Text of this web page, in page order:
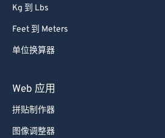
Kg 到 Lbs
Feet 到 Meters
单位换算器
Web 应用
拼贴制作器
图像调整器